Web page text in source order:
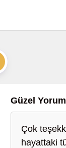
Güzel
Çok
hayattaki